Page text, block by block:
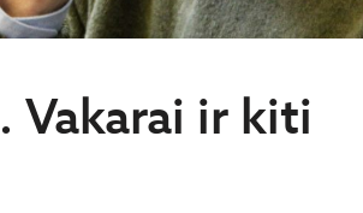
Vakarai ir kiti